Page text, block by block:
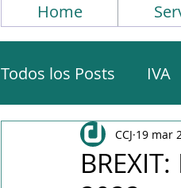
Home
Todos los Posts IVA
Artículos, noticias
CCJ 19 mar